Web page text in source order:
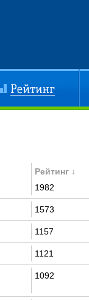
Рейтинг ↓
1982
1573
1157
1121
1092